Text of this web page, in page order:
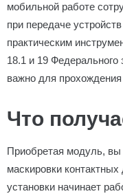
мобильной работе
при передаче
практическим
18.1 и 19
важно для прохождения
Что
Приобретая модуль, вы
маскировки
установки начинает